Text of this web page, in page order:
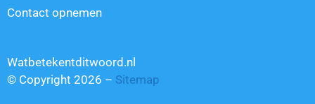
Contact opnemen
Watbetekentditwoord.nl
© Copyright 2026 – Sitemap